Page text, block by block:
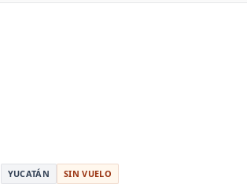
YUCATÁN SIN VUELO